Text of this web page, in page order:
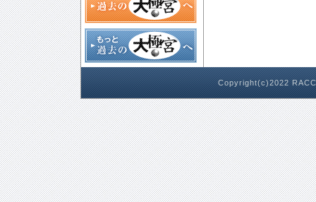
Copyright(c)2022